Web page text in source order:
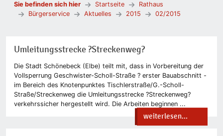
Sie befinden sich hier Startseite
Rathaus
Bürgerservice
Aktuelles 2015 02/2015
Umleitungsstrecke ?Streckenweg?
Die Stadt Schönebeck (Elbe) teilt mit, dass in Vorbereitung der
Vollsperrung Geschwister-Scholl-Straße ? erster Bauabschnitt -
im Bereich des Knotenpunktes Tischlerstraße/G.-Scholl-
Straße/Streckenweg die Umleitungsstrecke ?Streckenweg?
verkehrssicher hergestellt wird. Die Arbeiten beginnen ...
weiterlesen...